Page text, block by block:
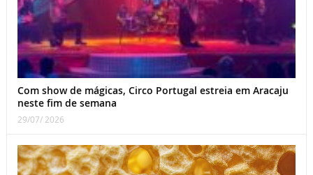
Com show de mágicas, Circo Portugal estreia em Aracaju
neste fim de semana
29/07/ 2026